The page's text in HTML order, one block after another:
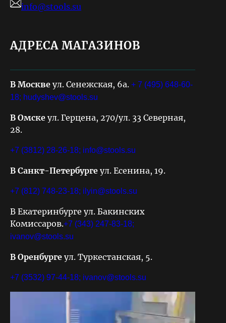
info@stools.su
АДРЕСА МАГАЗИНОВ
В Москве ул. Сенежская, 6а. + 7 (495) 648-60-
18; hudyshev@stools.su
В Омске ул. Герцена, 270/ул. 33 Северная,
28.
+7 (3812) 28-26-18; info@stools.su
В Санкт-Петербурге ул. Есенина, 19.
+7 (812) 748-23-18; ilyin@stools.su
В Екатеринбурге ул. Бакинских
Комиссаров.+7 (343) 247-83-18;
ivanov@stools.su
В Оренбурге ул. Туркестанская, 5.
+7 (3532) 97-44-18; ivanov@stools.su